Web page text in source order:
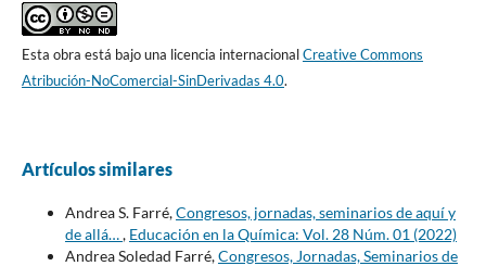
Esta obra está bajo una licencia internacionalCreative Commons
Atribución-NoComercial-SinDerivadas 4.0.
Artículos similares
Andrea S. Farré,Congresos, jornadas, seminarios de aquí y
de allá…, Educación en la Química: Vol. 28 Núm. 01 (2022)
Andrea Soledad Farré,Congresos, Jornadas, Seminarios de